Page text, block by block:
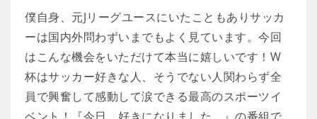
僕自身、元Jリーグユースにいたこともありサッカ
ーは国内外問わずいまでもよく見ています。今回
はこんな機会をいただけて本当に嬉しいです！W
杯はサッカー好きな人、そうでない人関わらず全
員で興奮して感動して涙できる最高のスポーツイ